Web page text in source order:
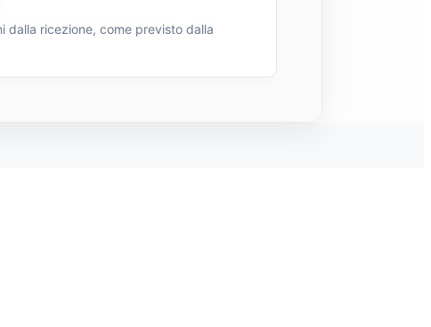
dalla ricezione, come previsto dalla